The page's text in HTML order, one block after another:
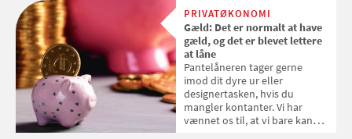
PRIVATØKONOMI
Gæld: Det er normalt at have
gæld, og det er blevet lettere
at låne
Pantelåneren tager gerne
imod dit dyre ur eller
designertasken, hvis du
mangler kontanter. Vi har
vænnet os til, at vi bare kan